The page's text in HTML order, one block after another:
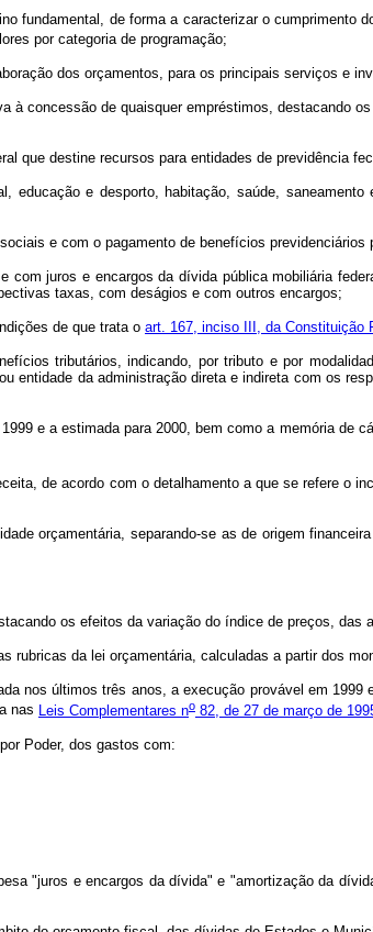
fundamental, de forma a caracterizar o cumprimento
por categoria de programação;
dos orçamentos, para os principais serviços e
à concessão de quaisquer empréstimos, destacando
que destine recursos para entidades de previdência
e desporto, habitação, saúde,
e com o pagamento de benefícios previdenciários
juros e encargos da dívida pública mobiliária
taxas, com deságios e com outros encargos;
de que trata o art. 167, inciso III, da Constituição
tributários, indicando, por tributo e por
entidade da administração direta e indireta com os
e a estimada para 2000, bem como a memória
de acordo com o detalhamento a que se refere o
orçamentária, separando-se as de origem
os efeitos da variação do índice de preços,
rubricas da lei orçamentária, calculadas a partir dos
nos últimos três anos, a execução provável em
nas
Leis Complementares no 82, de 27 de março de
Poder, dos gastos com:
"juros e encargos da dívida" e "amortização da